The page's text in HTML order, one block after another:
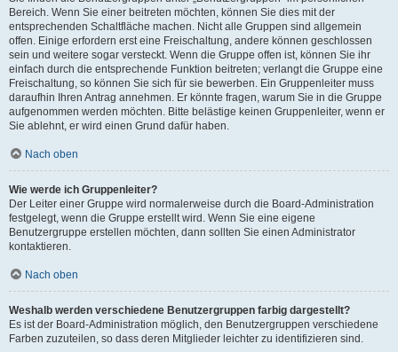
Bereich. Wenn Sie einer beitreten möchten, können Sie dies mit der
entsprechenden Schaltfläche machen. Nicht alle Gruppen sind allgemein
offen. Einige erfordern erst eine Freischaltung, andere können geschlossen
sein und weitere sogar versteckt. Wenn die Gruppe offen ist, können Sie ihr
einfach durch die entsprechende Funktion beitreten; verlangt die Gruppe eine
Freischaltung, so können Sie sich für sie bewerben. Ein Gruppenleiter muss
daraufhin Ihren Antrag annehmen. Er könnte fragen, warum Sie in die Gruppe
aufgenommen werden möchten. Bitte belästige keinen Gruppenleiter, wenn er
Sie ablehnt, er wird einen Grund dafür haben.
Nach oben
Wie werde ich Gruppenleiter?
Der Leiter einer Gruppe wird normalerweise durch die Board-Administration
festgelegt, wenn die Gruppe erstellt wird. Wenn Sie eine eigene
Benutzergruppe erstellen möchten, dann sollten Sie einen Administrator
kontaktieren.
Nach oben
Weshalb werden verschiedene Benutzergruppen farbig dargestellt?
Es ist der Board-Administration möglich, den Benutzergruppen verschiedene
Farben zuzuteilen, so dass deren Mitglieder leichter zu identifizieren sind.